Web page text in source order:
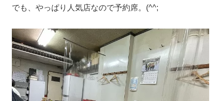
でも、やっぱり人気店なので予約席。(^^;